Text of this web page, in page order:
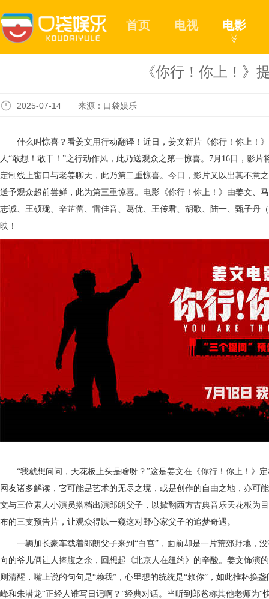
首页 电视 电影
≫
《你行！你上！》
2025-07-14 来源：口袋娱乐
什么叫惊喜？看姜文用行动翻译！近日，姜文新片《你行！你上！
人“敢想！敢干！”之行动作风，此乃送观众之第一惊喜。7月16 日，影片
定制线上窗口与老姜聊天，此乃第二重惊喜。今日，影片又以出其不意
送予观众超前尝鲜，此为第三重惊喜。电影《你行！你上！》由姜文、
志诚、王硕珑、辛芷蕾、雷佳音、葛优、王传君、胡歌、陆一、甄子丹
映！
“我就想问问，天花板上头是啥呀？”这是姜文在《你行！你上！》
网友诸多解读，它可能是艺术的无尽之境，或是创作的自由之地，亦可
文与三位素人小演员搭档出演郎朗父子，以掀翻西方古典音乐天花板为
布的三支预告片，让观众得以一窥这对野心家父子的追梦奇遇。
一辆加长豪车载着郎朗父子来到 “白宫”，面前却是一片荒郊野地，
向的爷儿俩让人捧腹之余，回想起《北京人在纽约》的辛酸。姜文饰演
则清醒，嘴上说的句句是“赖我”，心里想的统统是“赖你”，如此推杯换
峰和朱潜龙“正经人谁写日记啊？”经典对话。当听到郎爸称其他老师为“